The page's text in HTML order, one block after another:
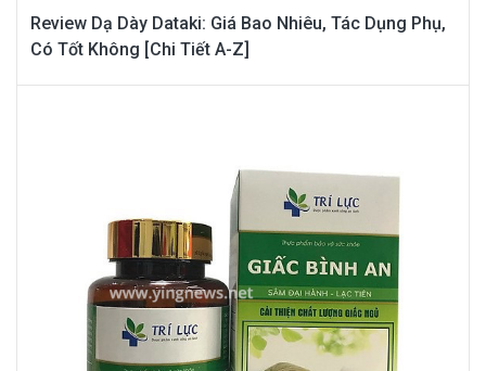
Review Dạ Dày Dataki: Giá Bao Nhiêu, Tác Dụng Phụ,
Có Tốt Không [Chi Tiết A-Z]